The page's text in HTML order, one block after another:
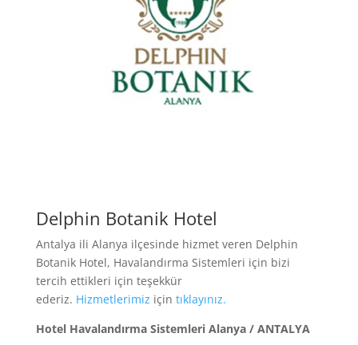
Delphin Botanik Hotel
Antalya ili Alanya ilçesinde hizmet veren Delphin
Botanik Hotel, Havalandırma Sistemleri için bizi
tercih ettikleri için teşekkür
ederiz. Hizmetlerimiz için tıklayınız.
Hotel Havalandırma Sistemleri Alanya / ANTALYA